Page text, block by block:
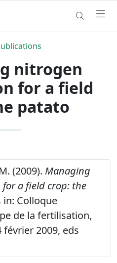
nitrogen
for a field
patato
(2009). Managing
a field crop: the
in: Colloque
de la fertilisation,
février 2009, eds